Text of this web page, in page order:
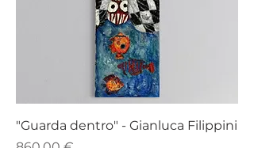
"Guarda dentro" - Gianluca Filippini